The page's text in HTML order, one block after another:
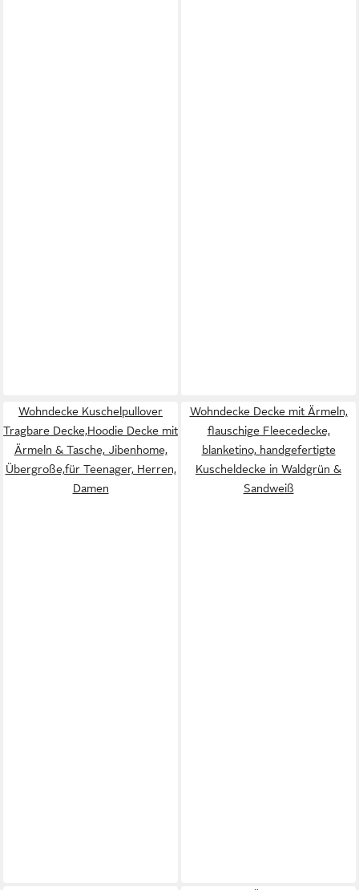
Wohndecke Kuschelpullover
Tragbare Decke,Hoodie Decke mit
Ärmeln & Tasche, Jibenhome,
Übergroße,für Teenager, Herren,
Damen
Wohndecke Decke mit Ärmeln,
flauschige Fleecedecke,
blanketino, handgefertigte
Kuscheldecke in Waldgrün &
Sandweiß